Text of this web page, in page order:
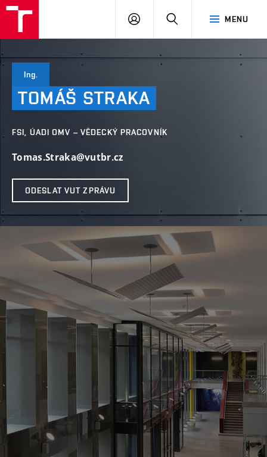
MENU
PŘIHLÁSIT
Ing.
TOMÁŠ STRAKA
FSI, ÚADI OMV – VĚDECKÝ PRACOVNÍK
Tomas.Straka@vutbr.cz
ODESLAT VUT ZPRÁVU